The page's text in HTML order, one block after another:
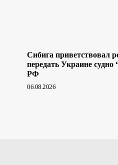
Сибига приветствовал
передать Украине судно
РФ
06.08.2026